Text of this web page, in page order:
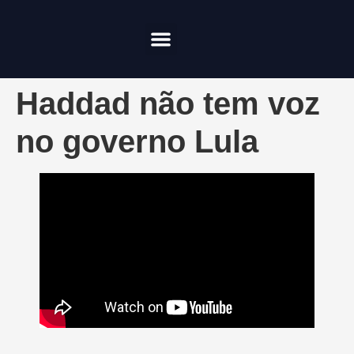
Haddad não tem voz
no governo Lula